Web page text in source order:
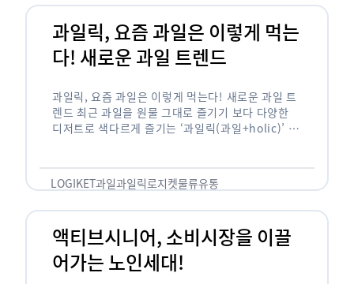
과일릭, 요즘 과일은 이렇게 먹는
다! 새로운 과일 트렌드
과일릭, 요즘 과일은 이렇게 먹는다! 새로운 과일 트
렌드 최근 과일을 원물 그대로 즐기기 보다 다양한
디저트로 색다르게 즐기는 ‘과일릭(과일+holic)’ 트
…
LOGIKET과일과일릭로지켓물류유통
액티브시니어, 소비시장을 이끌
어가는 노인세대!